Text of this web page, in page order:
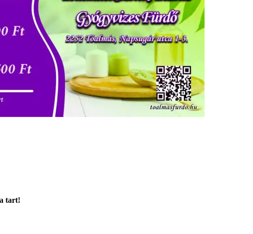
tart!